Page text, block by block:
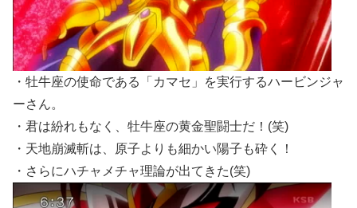
・牡牛座の使命である「カマセ」を実行するハービンジャ
ーさん。
・君は紛れもなく、牡牛座の黄金聖闘士だ！(笑)
・天地崩滅斬は、原子よりも細かい陽子も砕く！
・さらにハチャメチャ理論が出てきた(笑)